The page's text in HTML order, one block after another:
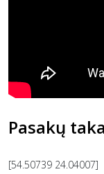
Pasakų
[54.50739 24.04007]